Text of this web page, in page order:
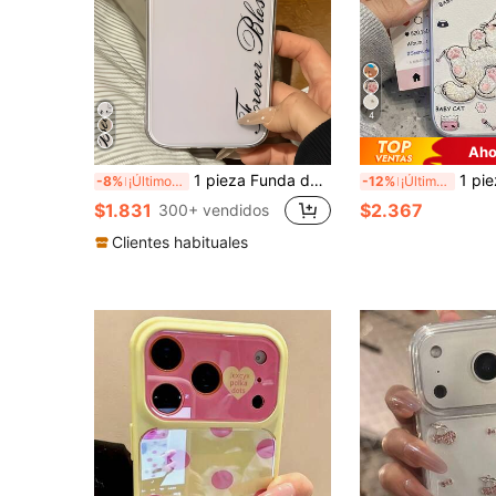
-8% ¡Últimos 3 días 1 pieza Funda de teléfono transparente con diseño minimalista de letra cursiva inglesa personalizada, a prueba de golpes, de cobertura completa, compatible con Apple 17 16 15 14 13 12 11 Pro Max Air
$1.831 300+ vendidos
Clientes habituales
4
-12% ¡Últimos 3 días 1 pieza Funda de teléfono con bordado de gato de dibujos
$2.367